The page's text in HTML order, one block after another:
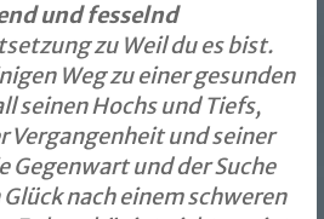
und fesselnd
zu Weil du es bist.
Weg zu einer gesunden
seinen Hochs und Tiefs,
Vergangenheit und seiner
Gegenwart und der Suche
nach einem schweren